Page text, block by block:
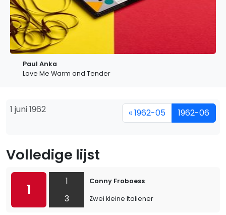
Paul Anka
Love Me Warm and Tender
1 juni 1962 « 1962-05 1962-06
Volledige lijst
1
1
3
Conny Froboess
Zwei kleine Italiener